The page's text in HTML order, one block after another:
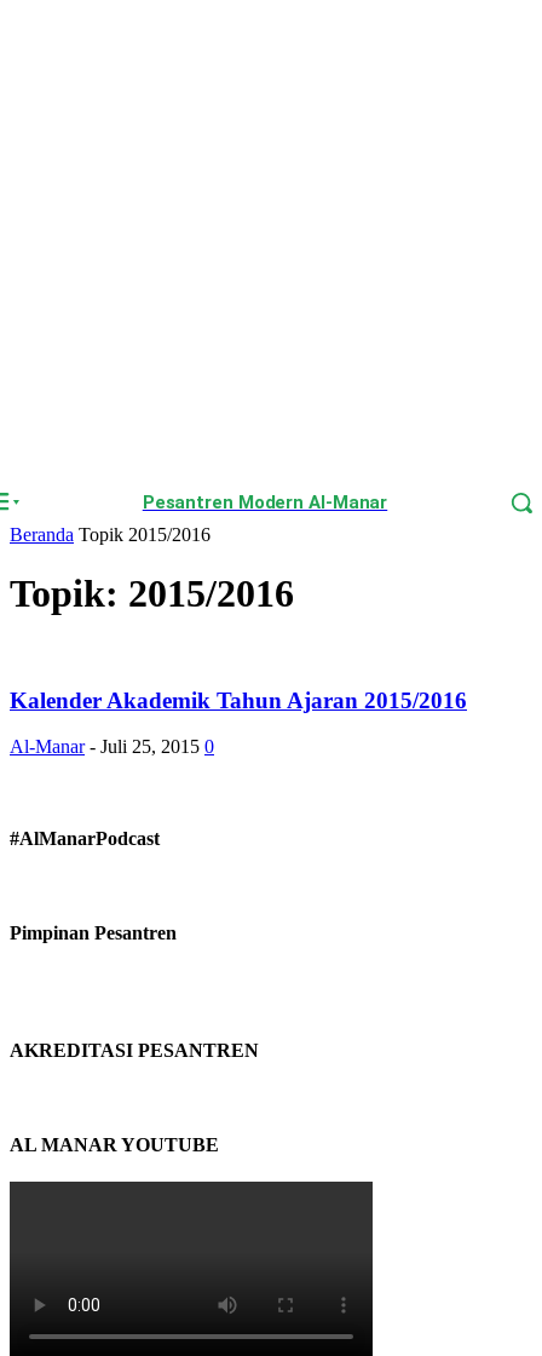
Pesantren Modern Al-Manar
Beranda Topik 2015/2016
Topik: 2015/2016
Kalender Akademik Tahun Ajaran 2015/2016
Al-Manar - Juli 25, 2015 0
#AlManarPodcast
Pimpinan Pesantren
AKREDITASI PESANTREN
AL MANAR YOUTUBE